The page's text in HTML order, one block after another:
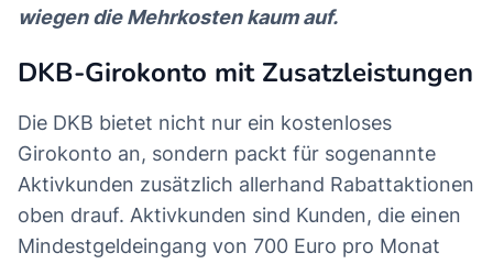
wiegen die Mehrkosten kaum auf.
DKB-Girokonto mit Zusatzleistungen
Die DKB bietet nicht nur ein kostenloses
Girokonto an, sondern packt für sogenannte
Aktivkunden zusätzlich allerhand Rabattaktionen
oben drauf. Aktivkunden sind Kunden, die einen
Mindestgeldeingang von 700 Euro pro Monat